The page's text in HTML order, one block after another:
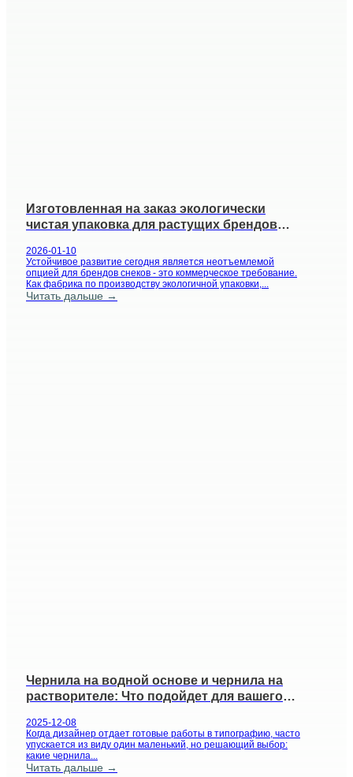
Изготовленная на заказ экологически
чистая упаковка для растущих брендов
2026-01-10
Устойчивое развитие сегодня является неотъемлемой
опцией для брендов снеков - это коммерческое требование.
Как фабрика по производству экологичной упаковки,...
Читать дальше →
Чернила на водной основе и чернила на
растворителе: Что подойдет для вашего
2025-12-08
Когда дизайнер отдает готовые работы в типографию, часто
упускается из виду один маленький, но решающий выбор:
какие чернила...
Читать дальше →